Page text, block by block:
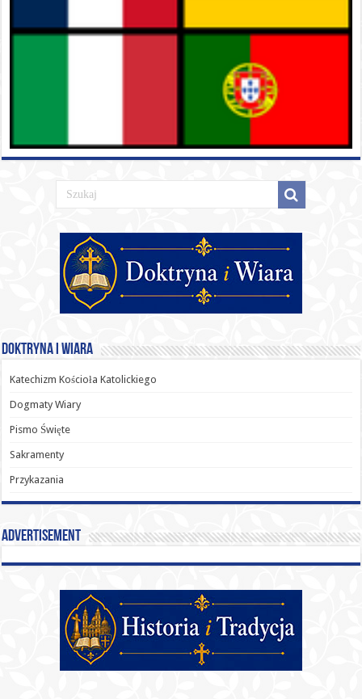
Doktryna i Wiara
Katechizm Kościoła Katolickiego
Dogmaty Wiary
Pismo Święte
Sakramenty
Przykazania
Advertisement